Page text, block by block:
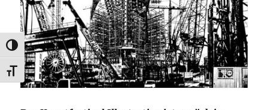
UMSCHALTEN AUF HOHE KONTRASTE
SCHRIFT VERGRÖSSERN